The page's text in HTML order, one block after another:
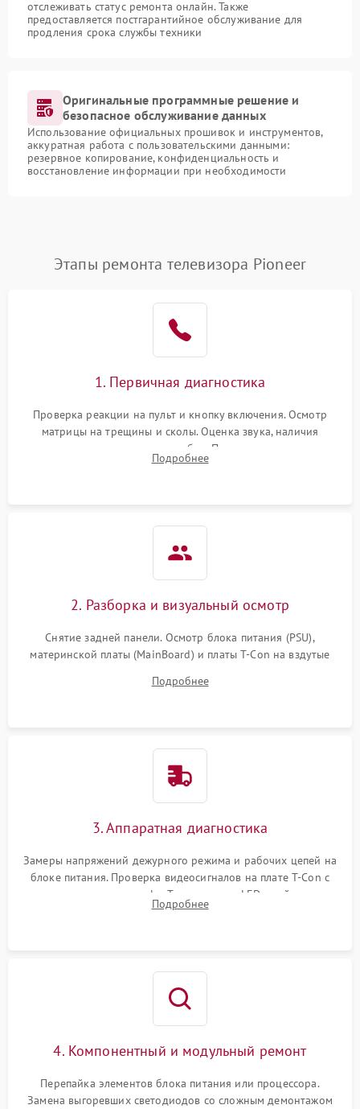
отслеживать статус ремонта онлайн. Также
предоставляется постгарантийное обслуживание для
продления срока службы техники
Оригинальные программные решение и
безопасное обслуживание данных
Использование официальных прошивок и инструментов,
аккуратная работа с пользовательскими данными:
резервное копирование, конфиденциальность и
восстановление информации при необходимости
Этапы ремонта телевизора Pioneer
1. Первичная диагностика
Проверка реакции на пульт и кнопку включения. Осмотр
матрицы на трещины и сколы. Оценка звука, наличия
подсветки и индикаторов ошибок. Подключение тестовых
источников сигнала для выявления симптомов поломки.
Подробнее
2. Разборка и визуальный осмотр
Снятие задней панели. Осмотр блока питания (PSU),
материнской платы (MainBoard) и платы T-Con на вздутые
Проверка надежности фиксации и целостности шлейфов.
Подробнее
3. Аппаратная диагностика
Замеры напряжений дежурного режима и рабочих цепей на
блоке питания. Проверка видеосигналов на плате T-Con с
помощью осциллографа. Тестирование LED-драйвера и
светодиодных планок подсветки мультиметром.
Подробнее
4. Компонентный и модульный ремонт
Перепайка элементов блока питания или процессора.
Замена выгоревших светодиодов со сложным демонтажом